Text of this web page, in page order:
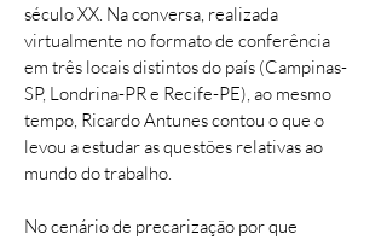
século XX. Na conversa, realizada
virtualmente no formato de conferência
em três locais distintos do país (Campinas-
SP, Londrina-PR e Recife-PE), ao mesmo
tempo, Ricardo Antunes contou o que o
levou a estudar as questões relativas ao
mundo do trabalho.
No cenário de precarização por que